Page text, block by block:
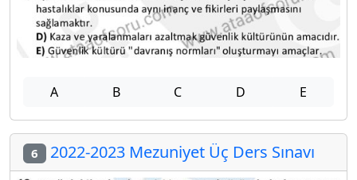
A B C D E
6 2022-2023 Mezuniyet Üç Ders Sınavı